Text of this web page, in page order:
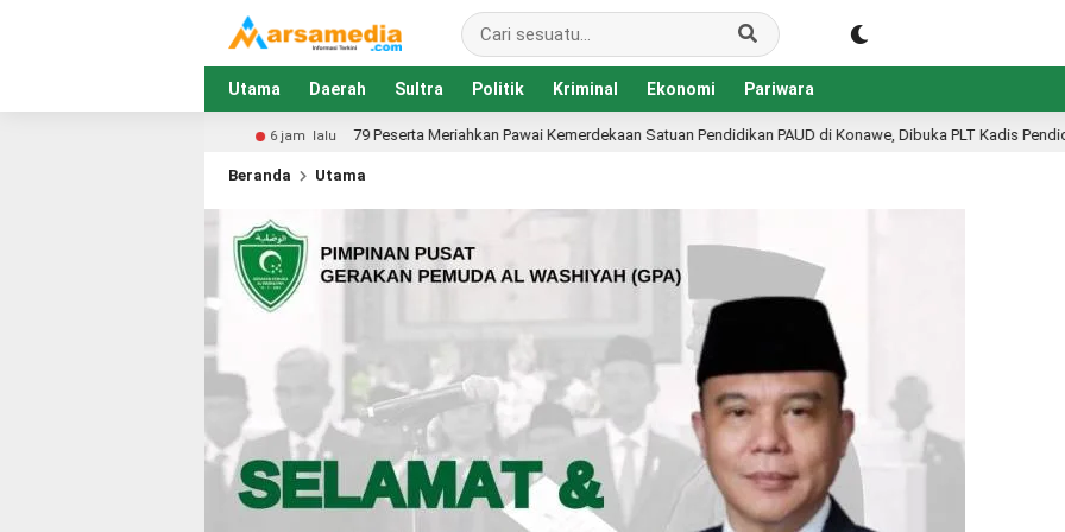
Utama Daerah Sultra Politik Kriminal Ekonomi Pariwara
79 Peserta Meriahkan Pawai Kemerdekaan Satuan Pendidikan PAUD di Konawe, Dibuka PLT Kadis Pendidikan 19 jam lalu KKN
Beranda Utama